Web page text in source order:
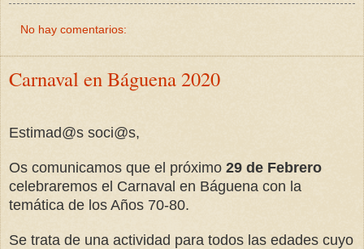
No hay comentarios:
Carnaval en Báguena 2020
Estimad@s soci@s,
Os comunicamos que el próximo 29 de Febrero
celebraremos el Carnaval en Báguena con la
temática de los Años 70-80.
Se trata de una actividad para todos las edades cuyo